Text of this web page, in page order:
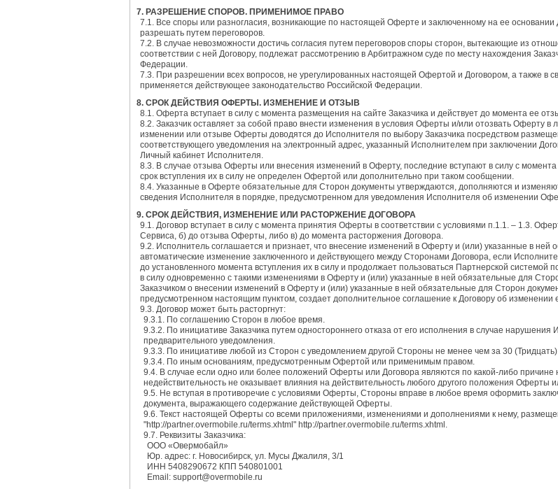
7. РАЗРЕШЕНИЕ СПОРОВ. ПРИМЕНИМОЕ ПРАВО
7.1. Все споры или разногласия, возникающие по настоящей Оферте и заключенному на ее основании
разрешать путем переговоров.
7.2. В случае невозможности достичь согласия путем переговоров споры сторон, вытекающие из
соответствии с ней Договору, подлежат рассмотрению в Арбитражном суде по месту нахождения
Федерации.
7.3. При разрешении всех вопросов, не урегулированных настоящей Офертой и Договором, а также в
применяется действующее законодательство Российской Федерации.
8. СРОК ДЕЙСТВИЯ ОФЕРТЫ. ИЗМЕНЕНИЕ И ОТЗЫВ
8.1. Оферта вступает в силу с момента размещения на сайте Заказчика и действует до момента ее
8.2. Заказчик оставляет за собой право внести изменения в условия Оферты и/или отозвать Оферту
изменении или отзыве Оферты доводятся до Исполнителя по выбору Заказчика посредством
соответствующего уведомления на электронный адрес, указанный Исполнителем при заключении
Личный кабинет Исполнителя.
8.3. В случае отзыва Оферты или внесения изменений в Оферту, последние вступают в силу с
срок вступления их в силу не определен Офертой или дополнительно при таком сообщении.
8.4. Указанные в Оферте обязательные для Сторон документы утверждаются, дополняются и
сведения Исполнителя в порядке, предусмотренном для уведомления Исполнителя об изменении
9. СРОК ДЕЙСТВИЯ, ИЗМЕНЕНИЕ ИЛИ РАСТОРЖЕНИЕ ДОГОВОРА
9.1. Договор вступает в силу с момента принятия Оферты в соответствии с условиями п.1.1. – 1.3.
Сервиса, б) до отзыва Оферты, либо в) до момента расторжения Договора.
9.2. Исполнитель соглашается и признает, что внесение изменений в Оферту и (или) указанные в ней
автоматические изменение заключенного и действующего между Сторонами Договора, если
до установленного момента вступления их в силу и продолжает пользоваться Партнерской системой
в силу одновременно с такими изменениями в Оферту и (или) указанные в ней обязательные для
Заказчиком о внесении изменений в Оферту и (или) указанные в ней обязательные для Сторон
предусмотренном настоящим пунктом, создает дополнительное соглашение к Договору об изменении
9.3. Договор может быть расторгнут:
9.3.1. По соглашению Сторон в любое время.
9.3.2. По инициативе Заказчика путем одностороннего отказа от его исполнения в случае нарушения
предварительного уведомления.
9.3.3. По инициативе любой из Сторон с уведомлением другой Стороны не менее чем за 30
9.3.4. По иным основаниям, предусмотренным Офертой или применимым правом.
9.4. В случае если одно или более положений Оферты или Договора являются по какой-либо
недействительность не оказывает влияния на действительность любого другого положения Оферты
9.5. Не вступая в противоречие с условиями Оферты, Стороны вправе в любое время оформить
документа, выражающего содержание действующей Оферты.
9.6. Текст настоящей Оферты со всеми приложениями, изменениями и дополнениями к нему,
"http://partner.overmobile.ru/terms.xhtml" http://partner.overmobile.ru/terms.xhtml.
9.7. Реквизиты Заказчика:
ООО «Овермобайл»
Юр. адрес: г. Новосибирск, ул. Мусы Джалиля, 3/1
ИНН 5408290672 КПП 540801001
Email: support@overmobile.ru